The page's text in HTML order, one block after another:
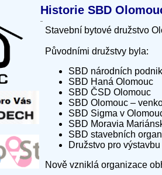
Historie SBD
Stavební bytové družstvo
Původními družstvy byla:
SBD národních
SBD Haná Olomouc
SBD ČSD Olomouc
SBD Olomouc –
SBD Sigma v
SBD Moravia
SBD stavebních
Družstvo pro
Nově vzniklá organizace